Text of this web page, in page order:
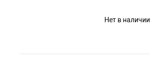
Нет в наличии